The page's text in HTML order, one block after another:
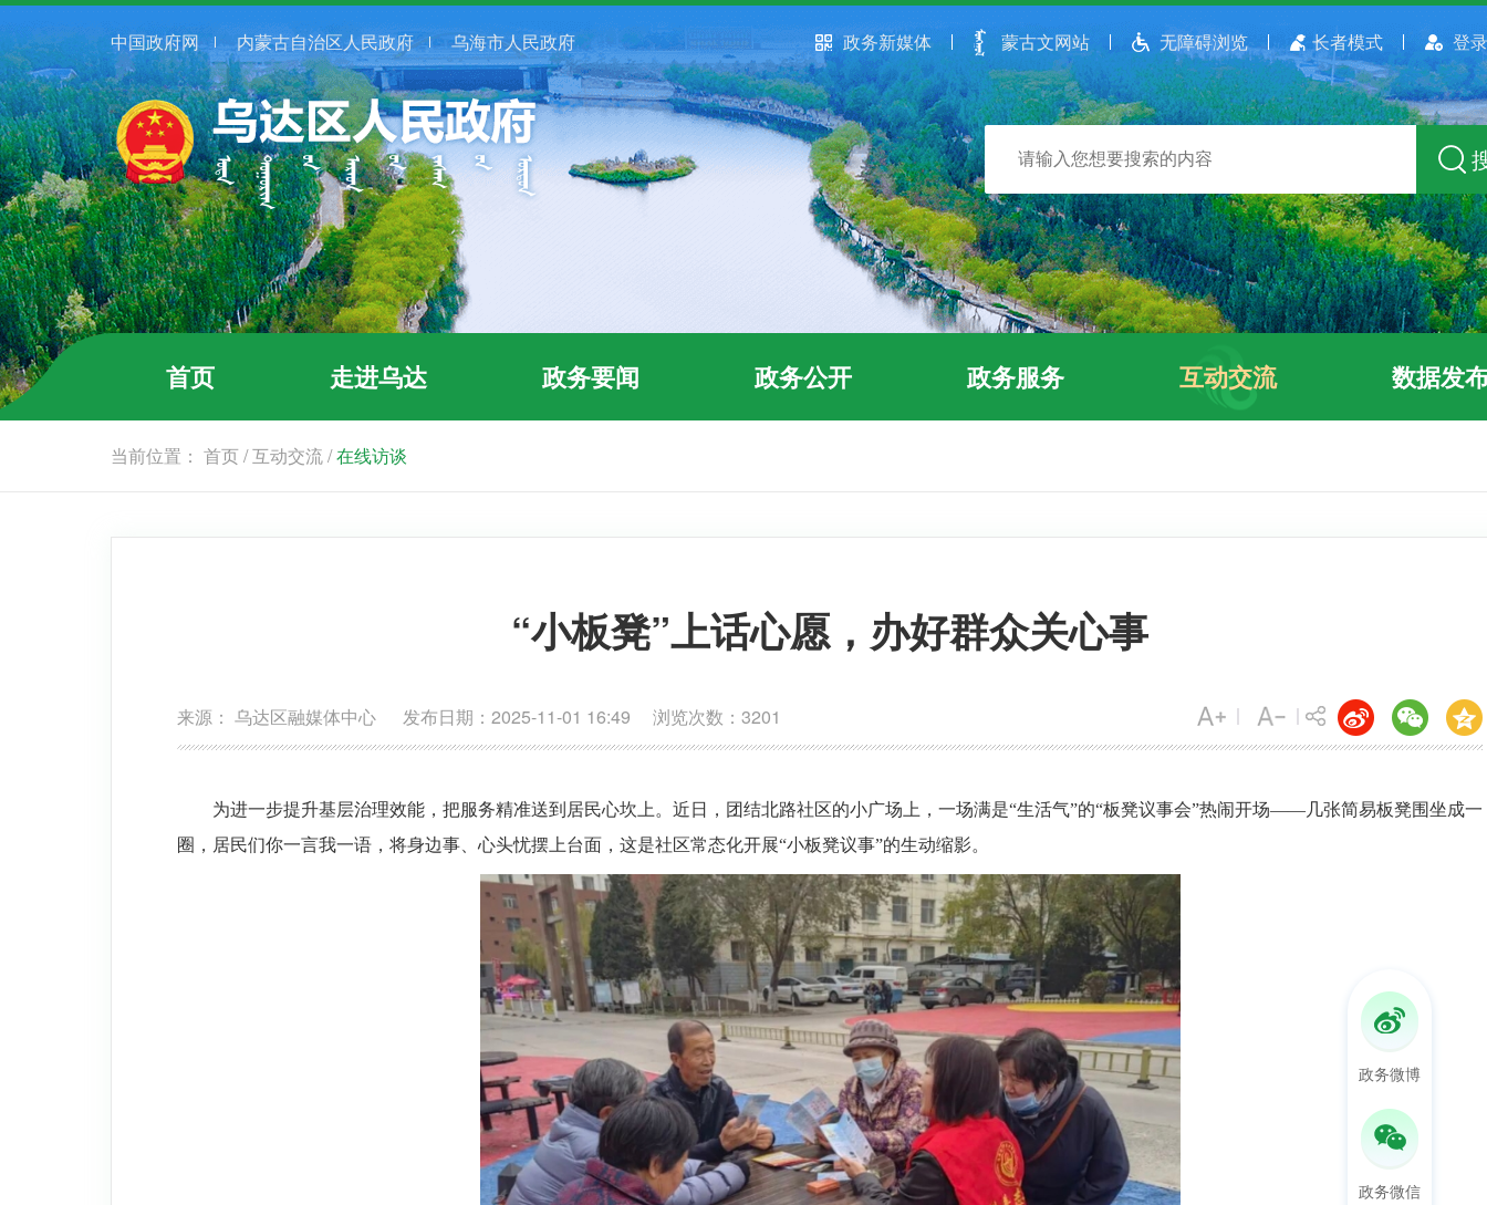
中国政府网 内蒙古自治区人民政府 乌海市人民政府 政务新媒体 蒙古文网站 无障碍浏览 长者模式 登
首页 走进乌达 政务要闻 政务公开 政务服务 互动交流 数据发
当前位置： 首页/互动交流/在线访谈
“小板凳”上话心愿，办好群众关心事
来源： 乌达区融媒体中心 发布日期：2025-11-01 16:49 浏览次数： 3201
为进一步提升基层治理效能，把服务精准送到居民心坎上。近日，团结北路社区的小广场上，一场满是“生活气”的“板凳议事会”热闹开场——几张简易板凳围坐成一
圈，居民们你一言我一语，将身边事、心头忧摆上台面，这是社区常态化开展“小板凳议事”的生动缩影。
政务微博
政务微信